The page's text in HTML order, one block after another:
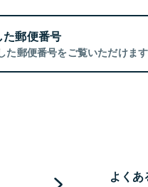
郵便番号
た郵便番号をご覧いただけます
よく